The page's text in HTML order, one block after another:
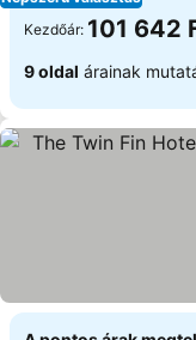
Kezdőár: 101 642
9 oldal árainak